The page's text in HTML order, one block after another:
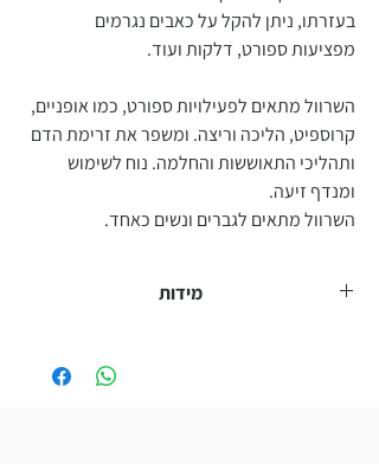
בעזרתו, ניתן להקל על כאבים נגרמים
מפציעות ספורט, דלקות ועוד.
השרוול מתאים לפעילויות ספורט, כמו אופניים,
קרוספיט, הליכה וריצה. ומשפר את זרימת הדם
ותהליכי התאוששות והחלמה. נוח לשימוש
ומנדף זיעה.
השרוול מתאים לגברים ונשים כאחד.
מידות